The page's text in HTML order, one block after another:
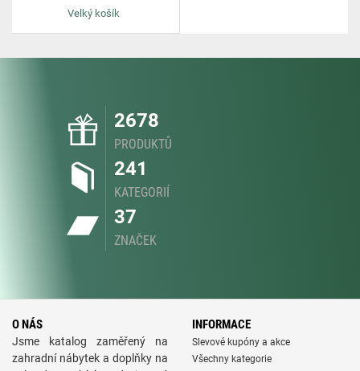
Velký košík
2678
PRODUKTŮ
241
KATEGORIÍ
37
ZNAČEK
O NÁS
Jsme katalog zaměřený na
zahradní nábytek a doplňky na
INFORMACE
Slevové kupóny a akce
Všechny kategorie